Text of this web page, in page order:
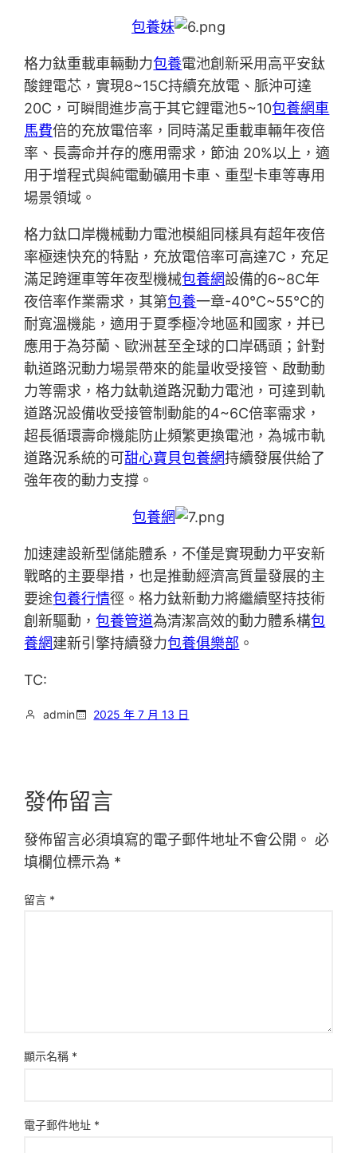
包養妹
格力鈦重載車輛動力包養電池創新采用高平安鈦
酸鋰電芯，實現8~15C持續充放電、脈沖可達
20C，可瞬間進步高于其它鋰電池5~10包養網車
馬費倍的充放電倍率，同時滿足重載車輛年夜倍
率、長壽命并存的應用需求，節油 20%以上，適
用于增程式與純電動礦用卡車、重型卡車等專用
場景領域。
格力鈦口岸機械動力電池模組同樣具有超年夜倍
率極速快充的特點，充放電倍率可高達7C，充足
滿足跨運車等年夜型機械包養網設備的6~8C年
夜倍率作業需求，其第包養一章-40℃~55℃的
耐寬溫機能，適用于夏季極冷地區和國家，并已
應用于為芬蘭、歐洲甚至全球的口岸碼頭；針對
軌道路況動力場景帶來的能量收受接管、啟動動
力等需求，格力鈦軌道路況動力電池，可達到軌
道路況設備收受接管制動能的4~6C倍率需求，
超長循環壽命機能防止頻繁更換電池，為城市軌
道路況系統的可甜心寶貝包養網持續發展供給了
強年夜的動力支撐。
包養網
加速建設新型儲能體系，不僅是實現動力平安新
戰略的主要舉措，也是推動經濟高質量發展的主
要途包養行情徑。格力鈦新動力將繼續堅持技術
創新驅動，包養管道為清潔高效的動力體系構包
養網建新引擎持續發力包養俱樂部 。
TC:
admin 2025 年 7 月 13 日
發佈留言
發佈留言必須填寫的電子郵件地址不會公開。 必
填欄位標示為 *
留言 *
顯示名稱 *
電子郵件地址 *